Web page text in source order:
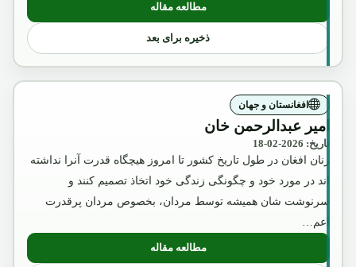
مطالعه مقاله
: آگست2018
ذخیره برای بعد
افغانستان و جهان
امیر عبدالرحمن خان
تاریخ: 2026-02-18
زنان افغان در طول تاریخ کشور تا امروز هیچگاه قدرت آنرا نداشته
اند در مورد خود و چگونگی زندگی خود اتخاذ تصمیم کنند و
سرنوشت شان همیشه توسط مردان، بخصوص مردان پرقدرت
اعم…
مطالعه مقاله: امیر عبدالرحمن خان